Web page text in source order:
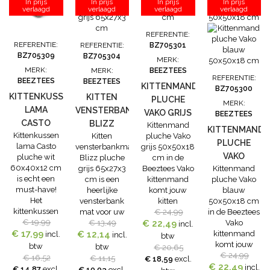
een wereld
van comfort
kattenhuisje is
zo ontworpen,
kan genieten
van...
bloemvormige
kitten ligmand
ziet er niet
alleen heel
vrolijk en mooi
uit, maar het
pluche zorgt
ook nog...
bloemvormige
kitten ligmand
ziet er niet
alleen heel
vrolijk en mooi
uit, maar het
pluche zorgt
ook nog...
uit worden
gewassen in
de
wasmachine
op 30
graden....
verlaagd
REFERENTIE:
BZ705309
MERK:
BEEZTEES
KITTENKUSSEN
LAMA
CASTO
PLUCHE WIT
60X40X12
CM
Kittenkussen
lama Casto
pluche wit
60x40x12 cm
is echt een
must-have!
Het
kittenkussen
lama Casto
pluche wit is
niet alleen
super schattig,
maar ligt ook
€ 19,99
€ 17,99 incl.
btw
€ 16,52
verlaagd
REFERENTIE:
BZ705304
MERK:
BEEZTEES
KITTEN
VENSTERBANKMAT
BLIZZ
PLUCHE
GRIJS
65X27X3 CM
Kitten
vensterbankmat
Blizz pluche
grijs 65x27x3
cm is een
heerlijke
vensterbank
mat voor uw
kitten. Kittens
en katten
zoeken graag
warme plekjes
op in huis.
€ 13,49
€ 12,14 incl.
btw
€ 11,15
verlaagd
REFERENTIE:
BZ705301
MERK:
BEEZTEES
KITTENMAND
PLUCHE
VAKO GRIJS
50X50X18
CM
Kittenmand
pluche Vako
grijs 50x50x18
cm in de
Beeztees Vako
kittenmand
komt jouw
kitten
helemaal tot
rust. Dit zachte
kussen is
gemaakt van
langharig
pluche,
€ 24,99
€ 22,49 incl.
btw
€ 20,65
€ 18,59 excl.
verlaagd
REFERENTIE:
BZ705300
MERK:
BEEZTEES
KITTENMAND
PLUCHE
VAKO
BLAUW
50X50X18
CM
Kittenmand
pluche Vako
blauw
50x50x18 cm
in de Beeztees
Vako
kittenmand
komt jouw
kitten
helemaal tot
€ 24,99
€ 22,49 incl.